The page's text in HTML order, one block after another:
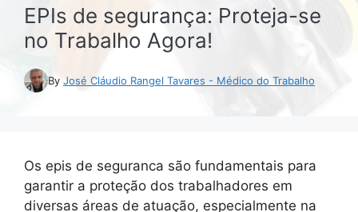
EPIs de segurança: Proteja-se
no Trabalho Agora!
By José Cláudio Rangel Tavares - Médico do Trabalho
Os epis de seguranca são fundamentais para
garantir a proteção dos trabalhadores em
diversas áreas de atuação, especialmente na